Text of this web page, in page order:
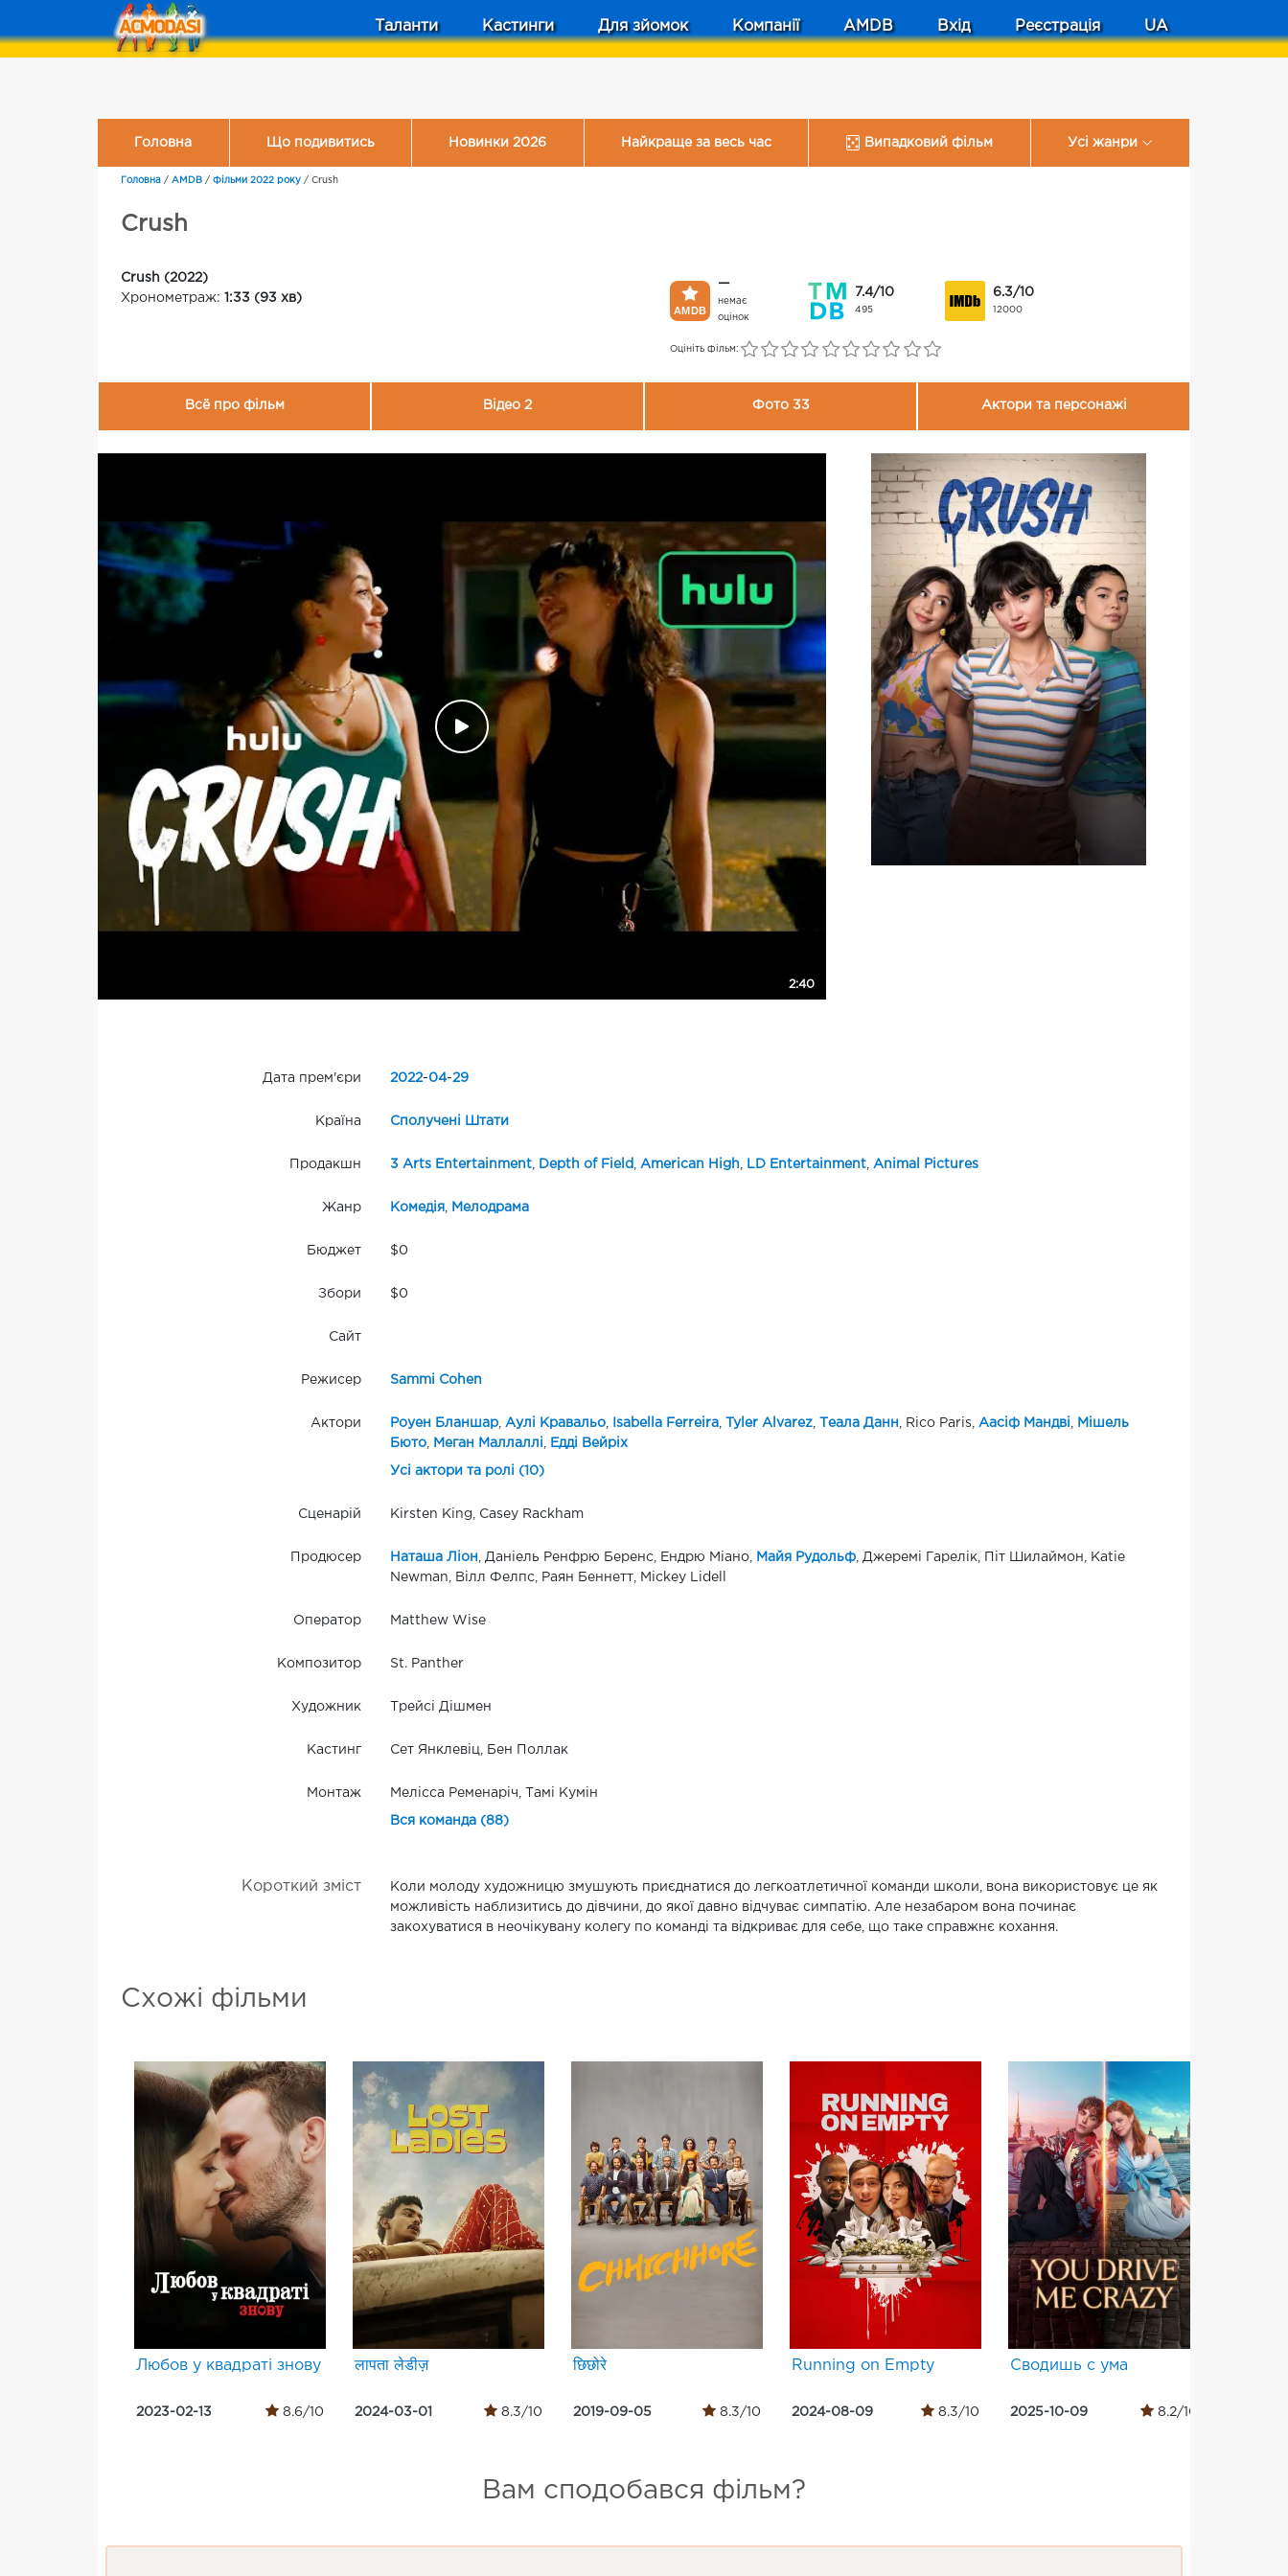
Таланти Кастинги Для зйомок Компанії AMDB Вхід Реєстрація UA
Головна Що подивитись Новинки 2026 Найкраще за весь час Випадковий фільм Усі жанри
Головна / AMDB / Фільми 2022 року / Crush
Crush
Crush (2022)
Хронометраж: 1:33 (93 хв)
—
немає
оцінок
7.4/10
495
6.3/10
12000
Оцініть фільм:
Всё про фільм Відео 2 Фото 33 Актори та персонажі
2:40
Дата прем'єри 2022-04-29
Країна Сполучені Штати
Продакшн 3 Arts Entertainment, Depth of Field American High LD Entertainment, Animal Pictures
Жанр Комедія, Мелодрама
Бюджет $0
Збори $0
Сайт
Режисер Sammi Cohen
Актори Роуен Бланшар, Аулі Кравальо, Isabella Ferreira, Tyler Alvarez, Теала Данн , Rico Paris, Аасіф Мандві
Мішель
Бютo, Меган Маллаллі Едді Вейріх
Усі актори та ролі (10)
Сценарій Kirsten King, Casey Rackham
Продюсер Наташа Ліон , Даніель Ренфрю Беренс, Ендрю Міано, Майя Рудольф, Джеремі Гарелік, Піт Шилаймон, Katie
Newman, Вілл Фелпс, Раян Беннетт, Mickey Lidell
Оператор Matthew Wise
Композитор St. Panther
Художник Трейсі Дішмен
Кастинг Сет Янклевіц, Бен Поллак
Монтаж Мелісса Ременаріч, Тамі Кумін
Вся команда (88)
Короткий зміст
Коли молоду художницю змушують приєднатися до легкоатлетичної команди школи, вона використовує це як
можливість наблизитись до дівчини, до якої давно відчуває симпатію. Але незабаром вона починає
закохуватися в неочікувану колегу по команді та відкриває для себе, що таке справжнє кохання.
Схожі фільми
Любов у квадраті знову
2023-02-13 8.6/10
लापता लेडीज़
2024-03-01 8.3/10
छिछोरे
2019-09-05 8.3/10
Running on Empty
2024-08-09 8.3/10
Сводишь с ума
2025-10-09 8.2/10
Вам сподобався фільм?